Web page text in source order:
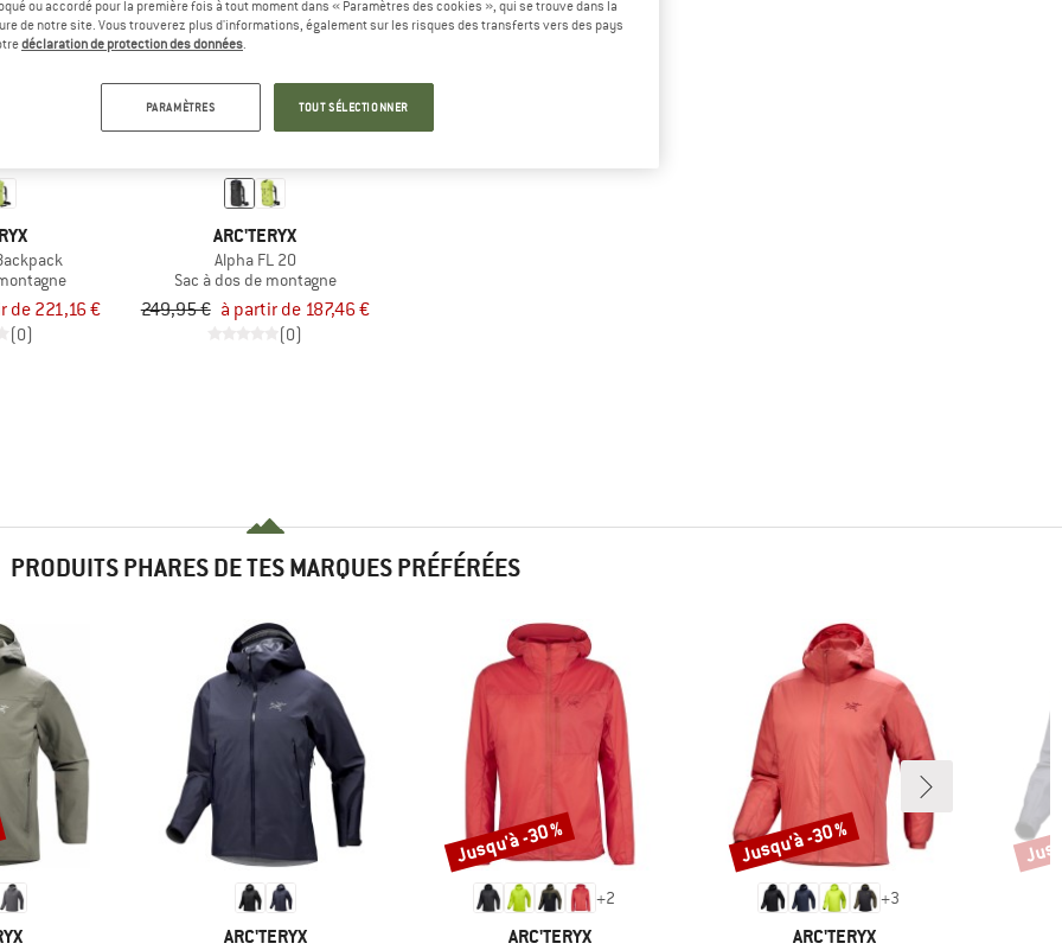
de 221,16 €
(0)
Jusqu'à -25 %
ARC'TERYX
Alpha FL 20
Sac à dos de montagne
249,95 € à partir de 187,46 €
(0)
PRODUITS PHARES DE TES MARQUES PRÉFÉRÉES
MARQUE
ARC'TERYX
+2
MARQUE
ARC'TERYX
Remise
Jusqu'à -30 %
+3
MARQUE
ARC'TERYX
Remise
Jusqu'à -30 %
ou accordé pour la première fois à tout moment dans « Paramètres des cookies », qui se trouve dans la
de notre site. Vous trouverez plus d'informations, également sur les risques des transferts vers des pays
déclaration de protection des données
PARAMÈTRES TOUT SÉLECTIONNER